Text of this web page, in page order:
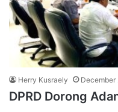
Herry Kusraely December
DPRD Dorong